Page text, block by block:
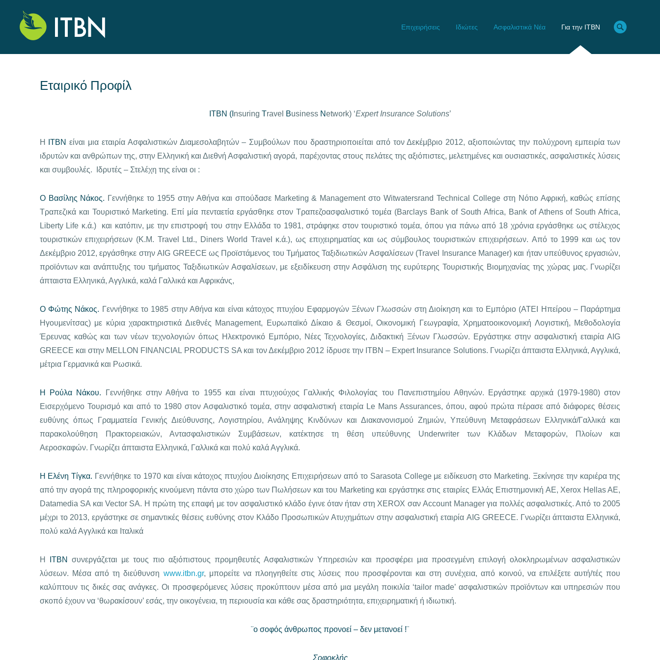
Επιχειρήσεις Ιδιώτες Ασφαλιστικά Νέα Για την ITBN
Εταιρικό Προφίλ
ITBN (I nsuring Travel Business Network) ‘Expert Insurance Solutions’
Η ITBN είναι μια εταιρία Ασφαλιστικών Διαμεσολαβητών – Συμβούλων που δραστηριοποιείται από τον Δεκέμβριο 2012, αξιοποιώντας την πολύχρονη εμπειρία των
ιδρυτών και ανθρώπων της, στην Ελληνική και Διεθνή Ασφαλιστική αγορά, παρέχοντας στους πελάτες της αξιόπιστες, μελετημένες και ουσιαστικές, ασφαλιστικές λύσεις
και συμβουλές. Ιδρυτές – Στελέχη της είναι οι :
Ο Βασίλης Νάκος. Γεννήθηκε το 1955 στην Αθήνα και σπούδασε Marketing & Management στο Witwatersrand Technical College στη Νότιο Αφρική, καθώς επίσης
Tραπεζικά και Τουριστικό Μarketing. Επί μία πενταετία εργάσθηκε στον Τραπεζοασφαλιστικό τομέα (Barclays Bank of South Africa, Bank of Athens of South Africa,
Liberty Life κ.ά.) και κατόπιν, με την επιστροφή του στην Ελλάδα το 1981, στράφηκε στον τουριστικό τομέα, όπου για πάνω από 18 χρόνια εργάσθηκε ως στέλεχος
τουριστικών επιχειρήσεων (Κ.Μ. Travel Ltd., Diners World Travel κ.ά.), ως επιχειρηματίας και ως σύμβουλος τουριστικών επιχειρήσεων. Από το 1999 και ως τον
Δεκέμβριο 2012, εργάσθηκε στην AIG GREECE ως Προϊστάμενος του Τμήματος Ταξιδιωτικών Ασφαλίσεων (Travel Insurance Manager) και ήταν υπεύθυνος εργασιών,
προϊόντων και ανάπτυξης του τμήματος Ταξιδιωτικών Ασφαλίσεων, με εξειδίκευση στην Ασφάλιση της ευρύτερης Τουριστικής Βιομηχανίας της χώρας μας. Γνωρίζει
άπταιστα Ελληνικά, Αγγλικά, καλά Γαλλικά και Αφρικάνς,
Ο Φώτης Νάκος. Γεννήθηκε το 1985 στην Αθήνα και είναι κάτοχος πτυχίου Εφαρμογών Ξένων Γλωσσών στη Διοίκηση και το Εμπόριο (ΑΤΕΙ Ηπείρου – Παράρτημα
Ηγουμενίτσας) με κύρια χαρακτηριστικά Διεθνές Management, Ευρωπαϊκό Δίκαιο & Θεσμοί, Οικονομική Γεωγραφία, Χρηματοοικονομική Λογιστική, Μεθοδολογία
Έρευνας καθώς και των νέων τεχνολογιών όπως Ηλεκτρονικό Εμπόριο, Νέες Τεχνολογίες, Διδακτική Ξένων Γλωσσών. Εργάστηκε στην ασφαλιστική εταιρία AIG
GREECE και στην MELLON FINANCIAL PRODUCTS SA και τον Δεκέμβριο 2012 ίδρυσε την ΙΤΒΝ – Expert Insurance Solutions. Γνωρίζει άπταιστα Ελληνικά, Αγγλικά,
μέτρια Γερμανικά και Ρωσικά.
Η Ρούλα Νάκου.
Γεννήθηκε στην Αθήνα το 1955 και είναι πτυχιούχος Γαλλικής Φιλολογίας του Πανεπιστημίου Αθηνών. Εργάστηκε αρχικά (1979-1980) στον
Εισερχόμενο Τουρισμό και από το 1980 στον Ασφαλιστικό τομέα, στην ασφαλιστική εταιρία Le Mans Assurances, όπου, αφού πρώτα πέρασε από διάφορες θέσεις
ευθύνης όπως Γραμματεία Γενικής Διεύθυνσης, Λογιστηρίου, Ανάληψης Κινδύνων και Διακανονισμού Ζημιών, Υπεύθυνη Μεταφράσεων Ελληνικά/Γαλλικά και
παρακολούθηση Πρακτορειακών, Αντασφαλιστικών Συμβάσεων, κατέκτησε τη θέση υπεύθυνης Underwriter των Κλάδων Μεταφορών, Πλοίων και
Αεροσκαφών. Γνωρίζει άπταιστα Ελληνικά, Γαλλικά και πολύ καλά Αγγλικά.
Η Ελένη Τίγκα. Γεννήθηκε το 1970 και είναι κάτοχος πτυχίου Διοίκησης Επιχειρήσεων από το Sarasota College με ειδίκευση στο Marketing. Ξεκίνησε την καριέρα της
από την αγορά της πληροφορικής κινούμενη πάντα στο χώρο των Πωλήσεων και του Marketing και εργάστηκε στις εταιρίες Ελλάς Επιστημονική ΑΕ, Xerox Hellas AE,
Datamedia SA και Vector SA. H πρώτη της επαφή με τον ασφαλιστικό κλάδο έγινε όταν ήταν στη XEROX σαν Account Manager για πολλές ασφαλιστικές. Από το 2005
μέχρι το 2013, εργάστηκε σε σημαντικές θέσεις ευθύνης στον Κλάδο Προσωπικών Ατυχημάτων στην ασφαλιστική εταιρία AIG GREECE. Γνωρίζει άπταιστα Ελληνικά,
πολύ καλά Αγγλικά και Ιταλικά
Η ΙΤΒΝ
συνεργάζεται με τους πιο αξιόπιστους προμηθευτές Ασφαλιστικών Υπηρεσιών και προσφέρει μια προσεγμένη επιλογή ολοκληρωμένων ασφαλιστικών
λύσεων. Μέσα από τη διεύθυνση www.itbn.gr, μπορείτε να πλοηγηθείτε στις λύσεις που προσφέρονται και στη συνέχεια, από κοινού, να επιλέξετε αυτή/τές που
καλύπτουν τις δικές σας ανάγκες. Οι προσφερόμενες λύσεις προκύπτουν μέσα από μια μεγάλη ποικιλία ‘tailor made’ ασφαλιστικών προϊόντων και υπηρεσιών που
σκοπό έχουν να ‘θωρακίσουν’ εσάς, την οικογένεια, τη περιουσία και κάθε σας δραστηριότητα, επιχειρηματική ή ιδιωτική.
¨ο σοφός άνθρωπος προνοεί – δεν μετανοεί !¨
Σοφοκλής